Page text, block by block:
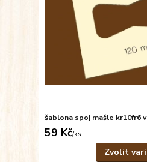
šablona spoj mašle kr10fr6
59 Kč/ks
Zvolit